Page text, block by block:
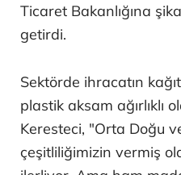
Ticaret Bakanlığına
getirdi.
Sektörde ihracatın
plastik aksam ağırlıklı
Keresteci, "Orta Doğu
çeşitliliğimizin vermiş